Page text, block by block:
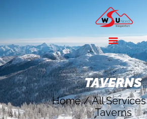
TAVERNS
Home All Services
Taverns
HOME
ANGEBOTE
SKIGEBIETE
ÜBER UNS